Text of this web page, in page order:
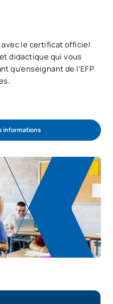
le certificat officiel
didactique qui vous
qu'enseignant de l'EFP
informations